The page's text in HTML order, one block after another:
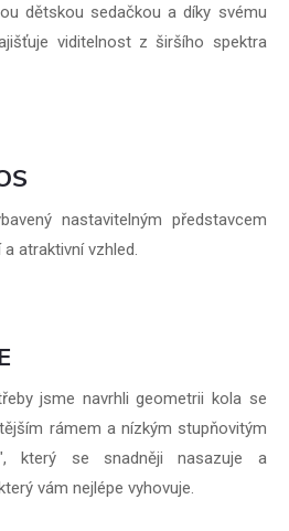
dětskou sedačkou a díky svému
viditelnost z širšího spektra
nastavitelným představcem
atraktivní vzhled.
jsme navrhli geometrii kola se
rámem a nízkým stupňovitým
který se snadněji nasazuje a
vám nejlépe vyhovuje.